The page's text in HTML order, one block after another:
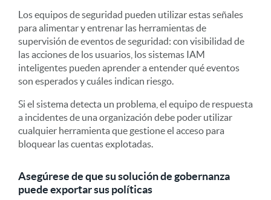
Los equipos de seguridad pueden utilizar estas señales
para alimentar y entrenar las herramientas de
supervisión de eventos de seguridad: con visibilidad de
las acciones de los usuarios, los sistemas IAM
inteligentes pueden aprender a entender qué eventos
son esperados y cuáles indican riesgo.
Si el sistema detecta un problema, el equipo de respuesta
a incidentes de una organización debe poder utilizar
cualquier herramienta que gestione el acceso para
bloquear las cuentas explotadas.
Asegúrese de que su solución de gobernanza
puede exportar sus políticas